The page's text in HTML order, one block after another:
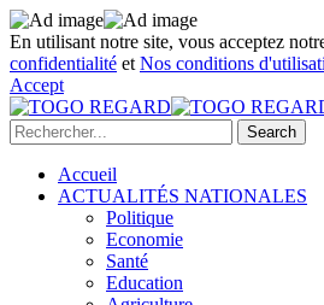
En utilisant notre site, vous acceptez
confidentialité et Nos conditions
Accept
Accueil
ACTUALITÉS NATIONALES
Politique
Economie
Santé
Education